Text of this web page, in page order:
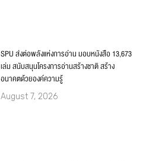
SPU ส่งต่อพลังแห่งการอ่าน มอบหนังสือ 13,673
เล่ม สนับสนุนโครงการอ่านสร้างชาติ สร้าง
อนาคตด้วยองค์ความรู้
August 7, 2026